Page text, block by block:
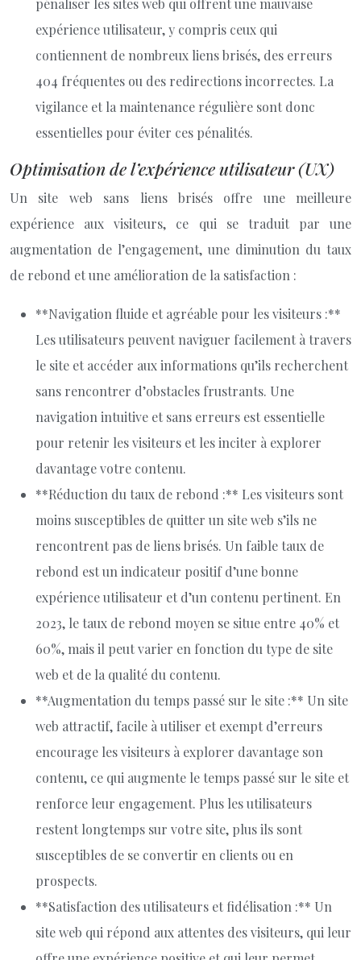
pénaliser les sites web qui offrent une mauvaise
expérience utilisateur, y compris ceux qui
contiennent de nombreux liens brisés, des erreurs
404 fréquentes ou des redirections incorrectes. La
vigilance et la maintenance régulière sont donc
essentielles pour éviter ces pénalités.
Optimisation de l’expérience utilisateur (UX)
Un site web sans liens brisés offre une meilleure
expérience aux visiteurs, ce qui se traduit par une
augmentation de l’engagement, une diminution du taux
de rebond et une amélioration de la satisfaction :
**Navigation fluide et agréable pour les visiteurs :**
Les utilisateurs peuvent naviguer facilement à travers
le site et accéder aux informations qu’ils recherchent
sans rencontrer d’obstacles frustrants. Une
navigation intuitive et sans erreurs est essentielle
pour retenir les visiteurs et les inciter à explorer
davantage votre contenu.
**Réduction du taux de rebond :** Les visiteurs sont
moins susceptibles de quitter un site web s’ils ne
rencontrent pas de liens brisés. Un faible taux de
rebond est un indicateur positif d’une bonne
expérience utilisateur et d’un contenu pertinent. En
2023, le taux de rebond moyen se situe entre 40% et
60%, mais il peut varier en fonction du type de site
web et de la qualité du contenu.
**Augmentation du temps passé sur le site :** Un site
web attractif, facile à utiliser et exempt d’erreurs
encourage les visiteurs à explorer davantage son
contenu, ce qui augmente le temps passé sur le site et
renforce leur engagement. Plus les utilisateurs
restent longtemps sur votre site, plus ils sont
susceptibles de se convertir en clients ou en
prospects.
**Satisfaction des utilisateurs et fidélisation :** Un
site web qui répond aux attentes des visiteurs, qui leur